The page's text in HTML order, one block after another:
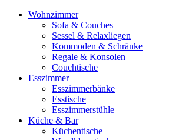
Wohnzimmer
Sofa & Couches
Sessel & Relaxliegen
Kommoden & Schränke
Regale & Konsolen
Couchtische
Esszimmer
Esszimmerbänke
Esstische
Esszimmerstühle
Küche & Bar
Küchentische